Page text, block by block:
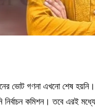
ভোট গণনা এখনো শেষ
কমিশন। তবে এরই মধ্যে